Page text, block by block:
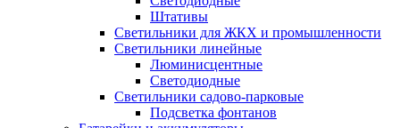
Штативы
Светильники для ЖКХ и промышленности
Светильники линейные
Люминисцентные
Светодиодные
Светильники садово-парковые
Подсветка фонтанов